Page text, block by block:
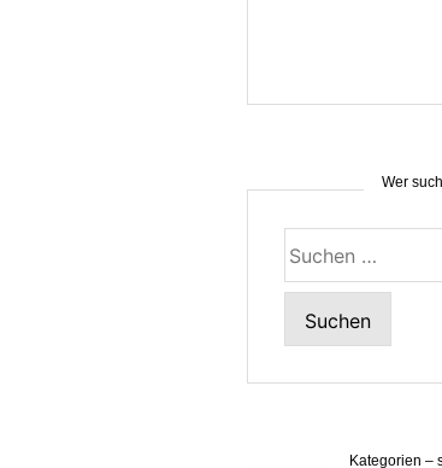
Wer
nach:
Kategorien –